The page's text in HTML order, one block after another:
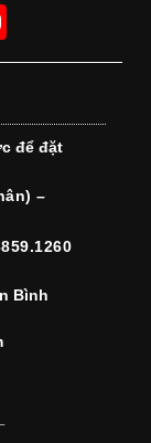
o
T
u
b
e
h
để đặt
–
Bình